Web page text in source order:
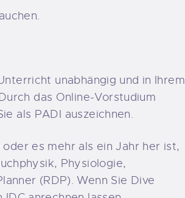
unabhängig und in Ihrem
das Online-Vorstudium
als PADI auszeichnen.
es mehr als ein Jahr her ist,
Physiologie,
(RDP). Wenn Sie Dive